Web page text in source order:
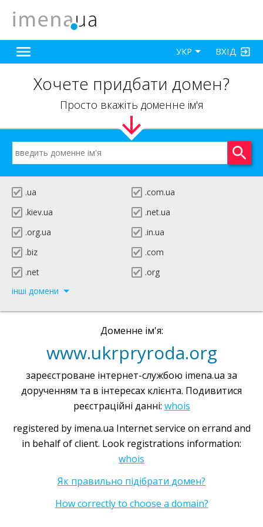
ВХІД
УКР
Хочете придбати домен?
Просто вкажіть доменне ім'я
.ua
.com.ua
.kiev.ua
.net.ua
.org.ua
.in.ua
.biz
.com
.net
.org
інші домени
Доменне ім'я:
www.ukrpryroda.org
зареєстроване інтернет-службою imena.ua за
дорученням та в інтересах клієнта. Подивитися
реєстраційні данні: whois
registered by imena.ua Internet service on errand and
in behalf of client. Look registrations information:
whois
Як правильно підібрати домен?
How correctly to choose a domain?